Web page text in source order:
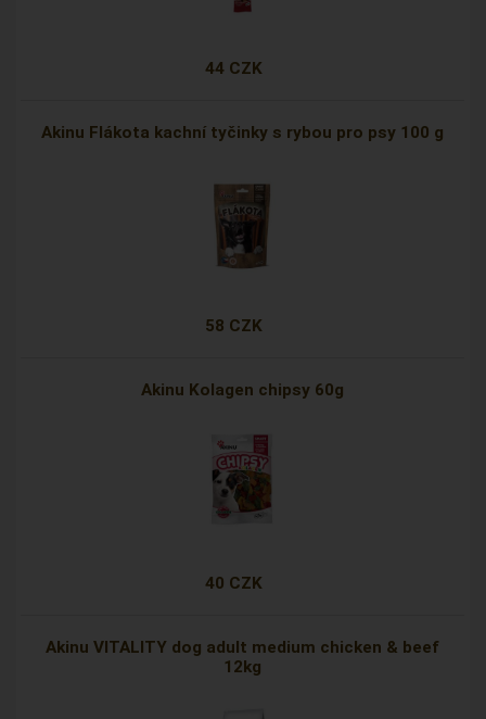
44 CZK
Akinu Flákota kachní tyčinky s rybou pro psy 100 g
58 CZK
Akinu Kolagen chipsy 60g
40 CZK
Akinu VITALITY dog adult medium chicken & beef
12kg